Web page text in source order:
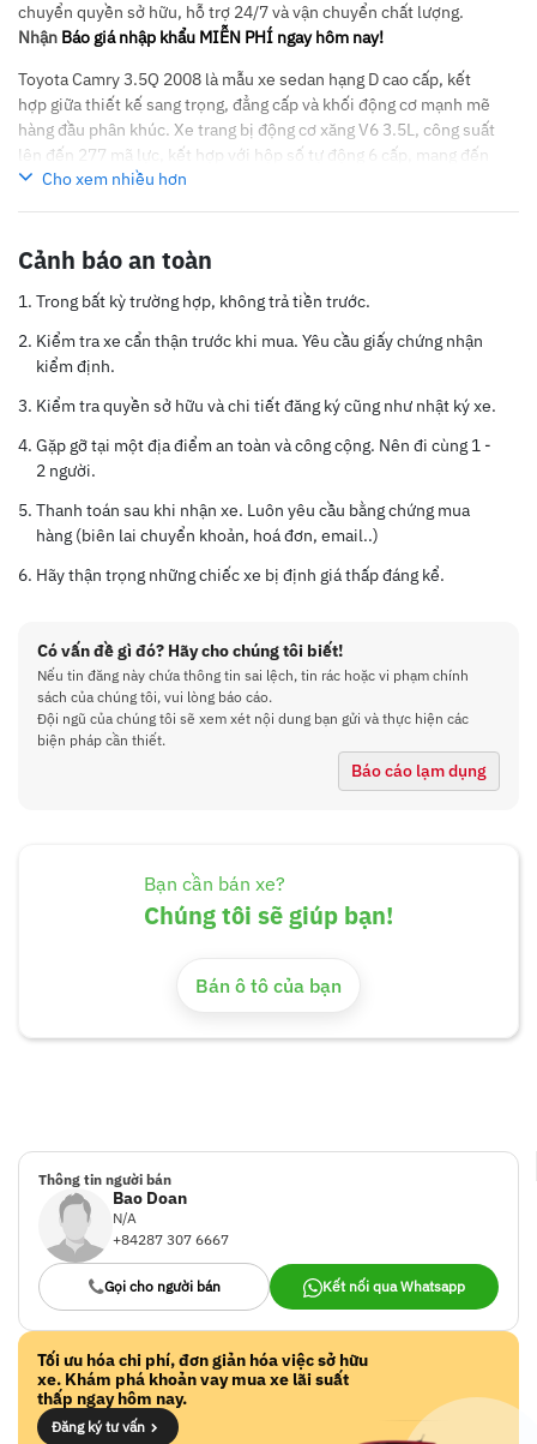
chuyển quyền sở hữu, hỗ trợ 24/7 và vận chuyển chất lượng.
Nhận Báo giá nhập khẩu MIỄN PHÍ ngay hôm nay!
Toyota Camry 3.5Q 2008 là mẫu xe sedan hạng D cao cấp, kết
hợp giữa thiết kế sang trọng, đẳng cấp và khối động cơ mạnh mẽ
hàng đầu phân khúc. Xe trang bị động cơ xăng V6 3.5L, công suất
lên đến 277 mã lực, kết hợp với hộp số tự động 6 cấp, mang đến
khả năng tăng tốc ấn tượng và vận hành cực kỳ mượt mà, êm ái
thống âm thanh cao cấp và cửa nóc. Toyota Camry 3.5Q 2008 là
cách, tìm kiếm một chiếc sedan sang trọng, mạnh mẽ vượt trội
và đầy đủ tiện nghi cho cả tài xế lẫn hành khách.
Cho xem nhiều hơn
Cảnh báo an toàn
Trong bất kỳ trường hợp, không trả tiền trước.
Kiểm tra xe cẩn thận trước khi mua. Yêu cầu giấy chứng nhận
kiểm định.
Kiểm tra quyền sở hữu và chi tiết đăng ký cũng như nhật ký xe.
Gặp gỡ tại một địa điểm an toàn và công cộng. Nên đi cùng 1 -
2 người.
Thanh toán sau khi nhận xe. Luôn yêu cầu bằng chứng mua
hàng (biên lai chuyển khoản, hoá đơn, email..)
Hãy thận trọng những chiếc xe bị định giá thấp đáng kể.
Có vấn đề gì đó? Hãy cho chúng tôi biết!
Nếu tin đăng này chứa thông tin sai lệch, tin rác hoặc vi phạm chính
sách của chúng tôi, vui lòng báo cáo.
Đội ngũ của chúng tôi sẽ xem xét nội dung bạn gửi và thực hiện các
biện pháp cần thiết.
Báo cáo lạm dụng
Bạn cần bán xe?
Chúng tôi sẽ giúp bạn!
Bán ô tô của bạn
Thông tin người bán
Bao Doan
N/A
+84287 307 6667
Gọi cho người bán Kết nối qua Whatsapp
Tối ưu hóa chi phí, đơn giản hóa việc sở hữu
xe. Khám phá khoản vay mua xe lãi suất
thấp ngay hôm nay.
Đăng ký tư vấn